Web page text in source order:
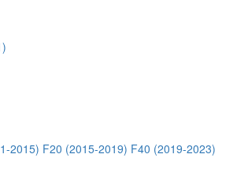
2015) F20 (2015-2019) F40 (2019-2023)